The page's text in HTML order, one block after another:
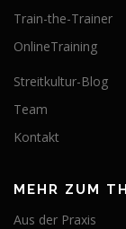
Train-the-Trainer
OnlineTraining
Streitkultur-Blog
Team
Kontakt
MEHR ZUM
Aus der Praxis